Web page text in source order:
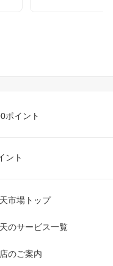
ポイント
ント
市場トップ
のサービス一覧
のご案内